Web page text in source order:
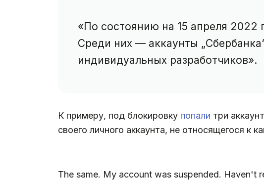
«По состоянию на 15 апреля 2022
Среди них — аккаунты
индивидуальных разработчиков».
К примеру, под блокировку попали три
своего личного аккаунта, не относящегося к
The same. My account was suspended. Haven't